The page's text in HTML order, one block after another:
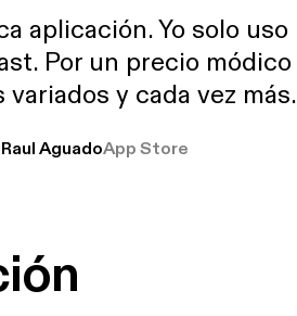
aplicación. Yo solo uso
Por un precio módico
variados y cada vez más.
Raul AguadoApp Store